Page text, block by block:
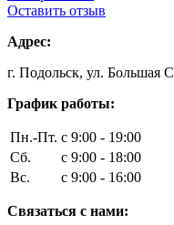
Оставить отзыв
Адрес:
г. Подольск, ул. Большая
График работы:
Пн.-Пт. с 9:00 - 19:00
Сб.
с 9:00 - 18:00
Вс.
с 9:00 - 16:00
Связаться с нами: